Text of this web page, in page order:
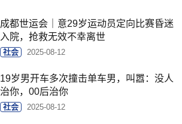
成都世运会｜意29岁运动员定向比赛昏迷
入院，抢救无效不幸离世
社会 2025-08-12
19岁男开车多次撞击单车男，叫嚣：没人
治你，00后治你
社会 2025-08-12